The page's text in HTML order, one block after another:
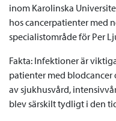
inom Karolinska
hos cancerpatienter med
specialistområde för Per
Fakta: Infektioner är
patienter med
av sjukhusvård,
blev särskilt tydligt i den